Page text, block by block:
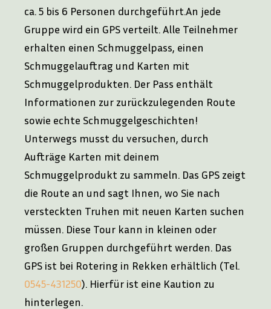
ca. 5 bis 6 Personen durchgeführt.An jede
Gruppe wird ein GPS verteilt. Alle Teilnehmer
erhalten einen Schmuggelpass, einen
Schmuggelauftrag und Karten mit
Schmuggelprodukten. Der Pass enthält
Informationen zur zurückzulegenden Route
sowie echte Schmuggelgeschichten!
Unterwegs musst du versuchen, durch
Aufträge Karten mit deinem
Schmuggelprodukt zu sammeln. Das GPS zeigt
die Route an und sagt Ihnen, wo Sie nach
versteckten Truhen mit neuen Karten suchen
müssen. Diese Tour kann in kleinen oder
großen Gruppen durchgeführt werden. Das
GPS ist bei Rotering in Rekken erhältlich (Tel.
0545-431250). Hierfür ist eine Kaution zu
hinterlegen.